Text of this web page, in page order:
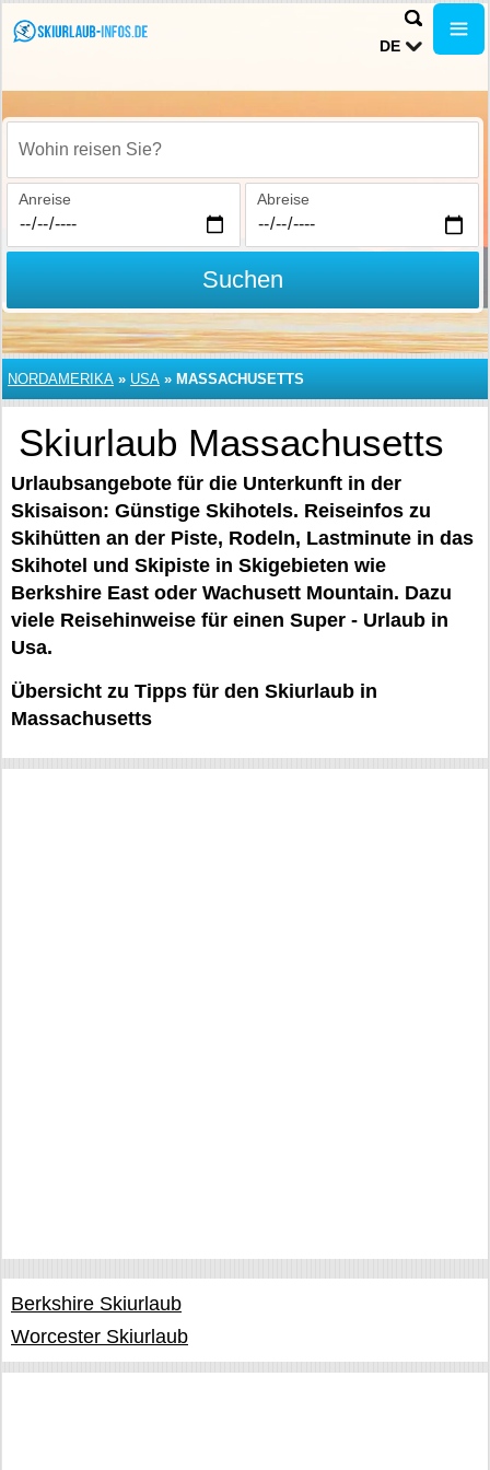
DE
Wohin reisen Sie?
Anreise Abreise
Suchen
NORDAMERIKA » USA » MASSACHUSETTS
Skiurlaub Massachusetts
Urlaubsangebote für die Unterkunft in der
Skisaison: Günstige Skihotels. Reiseinfos zu
Skihütten an der Piste, Rodeln, Lastminute in das
Skihotel und Skipiste in Skigebieten wie
Berkshire East oder Wachusett Mountain. Dazu
viele Reisehinweise für einen Super - Urlaub in
Usa.
Übersicht zu Tipps für den Skiurlaub in
Massachusetts
Berkshire Skiurlaub
Worcester Skiurlaub